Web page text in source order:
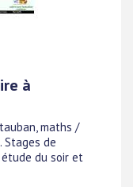
à
maths /
Stages de
du soir et